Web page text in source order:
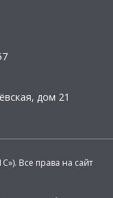
дом 21
Все права на сайт